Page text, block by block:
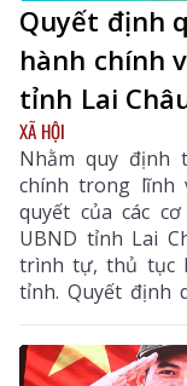
Quyết định
hành chính
tỉnh Lai
XÃ HỘI
Nhằm quy
chính trong lĩnh
quyết của các
UBND tỉnh Lai
trình tự, thủ tục
tỉnh. Quyết định
tượng áp
nhiệm của các
từ ngày 1/7/2026.